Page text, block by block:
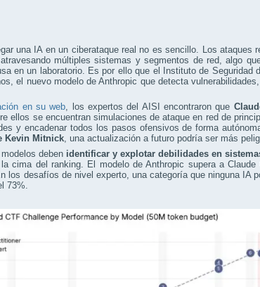
una IA en un ciberataque real no es sencillo. Los ataques
múltiples sistemas y segmentos de red, algo
en un laboratorio. Es por ello que el Instituto de Seguridad
el nuevo modelo de Anthropic que detecta
en su web, los expertos del AISI encontraron que
ellos se encuentran simulaciones de ataque en red de
y encadenar todos los pasos ofensivos de forma
Kevin Mitnick, una actualización a futuro podría ser más
deben identificar y explotar debilidades en
cima del ranking. El modelo de Anthropic supera a
los desafíos de nivel experto, una categoría que ninguna IA
73%.